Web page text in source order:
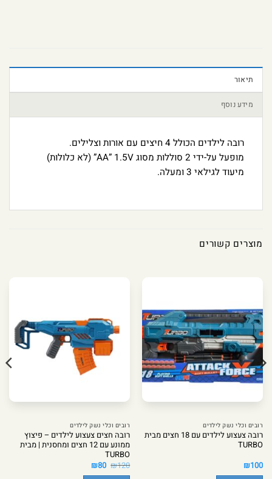
תיאור
מידע נוסף
רובה לילדים הכולל 4 חיצים עם אורות וצלילים.
מופעל על-ידי 2 סוללות מסוג AA” 1.5V” (לא כלולות)
מיעוד לגילאי 3 ומעלה.
מוצרים קשורים
רובים וכלי נשק לילדים
רובה צעצוע לילדים עם 18 חצים מבית
TURBO
₪100
רובים וכלי נשק לילדים
רובה חצים צעצוע לילדים – פיצוץ
ממונע עם 12 חצים ומחסנית | מבית
TURBO
₪120 המחיר
המקורי
₪80 המחיר
הנוכחי